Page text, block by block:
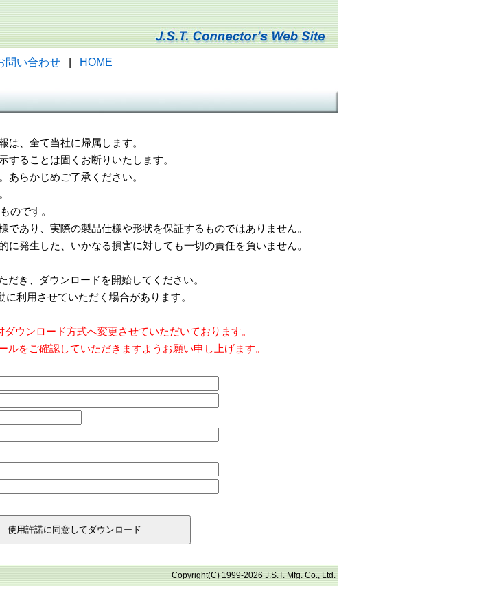
問い合わせ HOME
は、全て当社に帰属します。
することは固くお断りいたします。
あらかじめご了承ください。
のです。
あり、実際の製品仕様や形状を保証するものではありません。
発生した、いかなる損害に対しても一切の責任を負いません。
き、ダウンロードを開始してください。
利用させていただく場合があります。
ウンロード方式へ変更させていただいております。
をご確認していただきますようお願い申し上げます。
Copyright(C) 1999-2026 J.S.T. Mfg. Co., Ltd.